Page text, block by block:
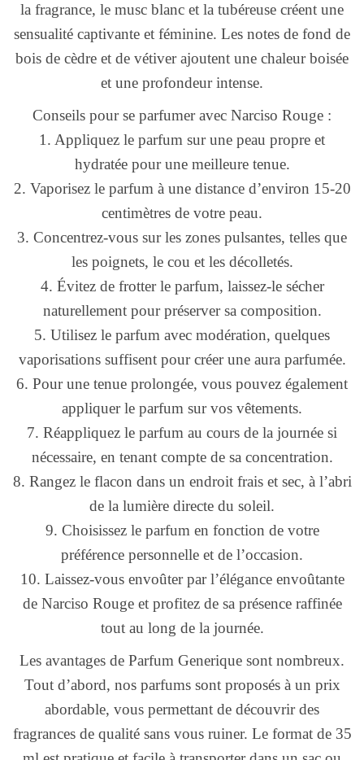
la fragrance, le musc blanc et la tubéreuse créent une
sensualité captivante et féminine. Les notes de fond de
bois de cèdre et de vétiver ajoutent une chaleur boisée
et une profondeur intense.
Conseils pour se parfumer avec Narciso Rouge :
1. Appliquez le parfum sur une peau propre et
hydratée pour une meilleure tenue.
2. Vaporisez le parfum à une distance d’environ 15-20
centimètres de votre peau.
3. Concentrez-vous sur les zones pulsantes, telles que
les poignets, le cou et les décolletés.
4. Évitez de frotter le parfum, laissez-le sécher
naturellement pour préserver sa composition.
5. Utilisez le parfum avec modération, quelques
vaporisations suffisent pour créer une aura parfumée.
6. Pour une tenue prolongée, vous pouvez également
appliquer le parfum sur vos vêtements.
7. Réappliquez le parfum au cours de la journée si
nécessaire, en tenant compte de sa concentration.
8. Rangez le flacon dans un endroit frais et sec, à l’abri
de la lumière directe du soleil.
9. Choisissez le parfum en fonction de votre
préférence personnelle et de l’occasion.
10. Laissez-vous envoûter par l’élégance envoûtante
de Narciso Rouge et profitez de sa présence raffinée
tout au long de la journée.
Les avantages de Parfum Generique sont nombreux.
Tout d’abord, nos parfums sont proposés à un prix
abordable, vous permettant de découvrir des
fragrances de qualité sans vous ruiner. Le format de 35